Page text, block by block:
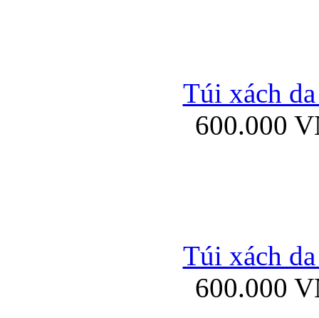
Bao da iPhone 5
Túi xách
600.000
Túi xách
600.000